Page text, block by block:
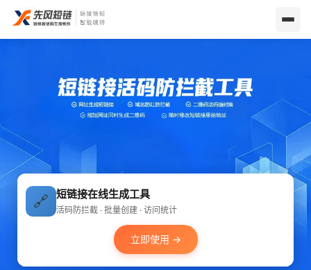
🔗 短链接在线生成工具
活码防拦截 · 批量创建 · 访问统计
立即使用 →